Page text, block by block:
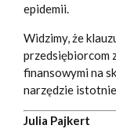
epidemii.
Widzimy, że
przedsiębiorcom
finansowymi na
narzędzie
Julia Pajkert